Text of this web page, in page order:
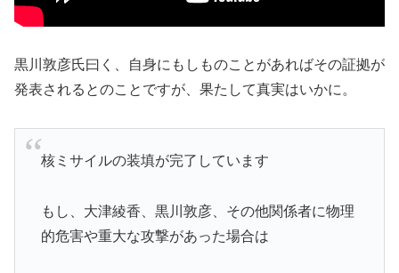
黒川敦彦氏曰く、自身にもしものことがあればその証拠が
発表されるとのことですが、果たして真実はいかに。
核ミサイルの装填が完了しています
もし、大津綾香、黒川敦彦、その他関係者に物理
的危害や重大な攻撃があった場合は